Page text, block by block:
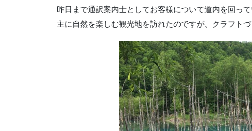
昨日まで通訳案内士としてお客様について道内を回って
主に自然を楽しむ観光地を訪れたのですが、クラフト